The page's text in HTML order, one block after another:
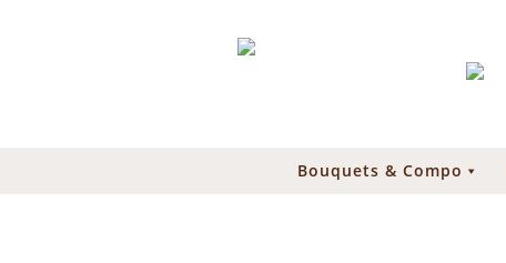
Bouquets & Compo